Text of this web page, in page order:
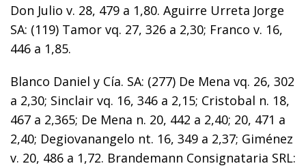
Don Julio v. 28, 479 a 1,80. Aguirre Urreta Jorge
SA: (119) Tamor vq. 27, 326 a 2,30; Franco v. 16,
446 a 1,85.
Blanco Daniel y Cía. SA: (277) De Mena vq. 26, 302
a 2,30; Sinclair vq. 16, 346 a 2,15; Cristobal n. 18,
467 a 2,365; De Mena n. 20, 442 a 2,40; 20, 471 a
2,40; Degiovanangelo nt. 16, 349 a 2,37; Giménez
v. 20, 486 a 1,72. Brandemann Consignataria SRL: